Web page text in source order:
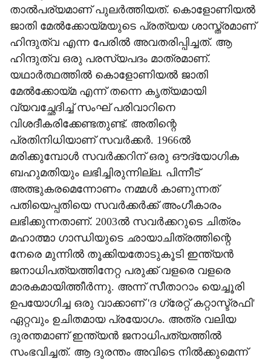
താല്‍പര്യമാണ് പുലര്‍ത്തിയത്. കൊളോണിയല്‍
ജാതി മേല്‍ക്കോയ്മയുടെ പ്രത്യയ ശാസ്ത്രമാണ്
ഹിന്ദുത്വ എന്ന പേരില്‍ അവതരിപ്പിച്ചത്. ആ
ഹിന്ദുത്വ ഒരു പരസ്യപദം മാത്രമാണ്.
യഥാര്‍ത്ഥത്തില്‍ കൊളോണിയല്‍ ജാതി
മേല്‍ക്കോയ്മ എന്ന് തന്നെ കൃത്യമായി
വ്യവച്ഛേദിച്ച് സംഘ് പരിവാറിനെ
വിശദീകരിക്കേണ്ടതുണ്ട്. അതിന്റെ
പ്രതിനിധിയാണ് സവര്‍ക്കര്‍. 1966ല്‍
മരിക്കുമ്പോള്‍ സവര്‍ക്കറിന് ഒരു ഔദ്യോഗിക
ബഹുമതിയും ലഭിച്ചിരുന്നില്ല. പിന്നീട്
അത്ഭുകരമെന്നോണം നമ്മള്‍ കാണുന്നത്
പതിയെപ്പതിയെ സവര്‍ക്കര്‍ക്ക് അംഗീകാരം
ലഭിക്കുന്നതാണ്. 2003ല്‍ സവര്‍ക്കറുടെ ചിത്രം
മഹാത്മാ ഗാന്ധിയുടെ ഛായാചിത്രത്തിന്റെ
നേരെ മുന്നില്‍ തൂക്കിയതോടുകൂടി ഇന്ത്യന്‍
ജനാധിപത്യത്തിനേറ്റ പരുക്ക് വളരെ വളരെ
മാരകമായിത്തീര്‍ന്നു. അന്ന് സീതാറാം യെച്ചൂരി
ഉപയോഗിച്ച ഒരു വാക്കാണ് 'ദ ഗ്രേറ്റ് കറ്റാസ്ട്രഫി'
ഏറ്റവും ഉചിതമായ പ്രയോഗം. അത്ര വലിയ
ദുരന്തമാണ് ഇന്ത്യന്‍ ജനാധിപത്യത്തില്‍
സംഭവിച്ചത്. ആ ദുരന്തം അവിടെ നില്‍ക്കുമെന്ന്